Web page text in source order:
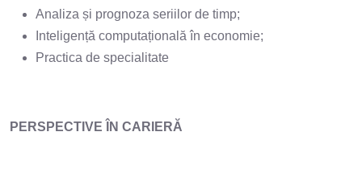
Analiza și prognoza seriilor de timp;
Inteligență computațională în economie;
Practica de specialitate
PERSPECTIVE ÎN CARIERĂ